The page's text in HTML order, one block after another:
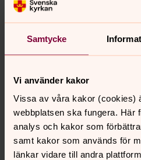
Samtycke
Vi använder kakor
Vissa av våra kakor (cookies)
webbplatsen ska fungera. Här
analys och kakor som
samt kakor som används för
länkar vidare till andra
Synpunkter eller
innehåll?
info@svenskakyrkan.se